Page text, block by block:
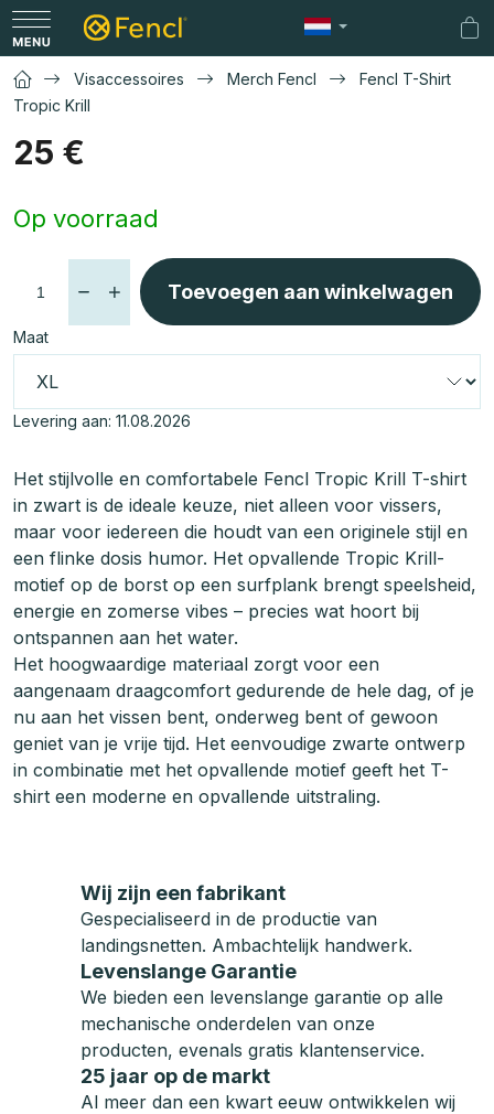
Overslaan
naar
inhoud
Visaccessoires Merch Fencl
Fencl T-Shirt
Tropic Krill
25 €
prijs:
Op voorraad
Maat
Levering aan: 11.08.2026
Toevoegen aan winkelwagen
Het stijlvolle en comfortabele Fencl Tropic Krill T-shirt
in zwart is de ideale keuze, niet alleen voor vissers,
maar voor iedereen die houdt van een originele stijl en
een flinke dosis humor. Het opvallende Tropic Krill-
motief op de borst op een surfplank brengt speelsheid,
energie en zomerse vibes – precies wat hoort bij
ontspannen aan het water.
Het hoogwaardige materiaal zorgt voor een
aangenaam draagcomfort gedurende de hele dag, of je
nu aan het vissen bent, onderweg bent of gewoon
geniet van je vrije tijd. Het eenvoudige zwarte ontwerp
in combinatie met het opvallende motief geeft het T-
shirt een moderne en opvallende uitstraling.
Wij zijn een fabrikant
Gespecialiseerd in de productie van
landingsnetten. Ambachtelijk handwerk.
Levenslange Garantie
We bieden een levenslange garantie op alle
mechanische onderdelen van onze
producten, evenals gratis klantenservice.
25 jaar op de markt
Al meer dan een kwart eeuw ontwikkelen wij